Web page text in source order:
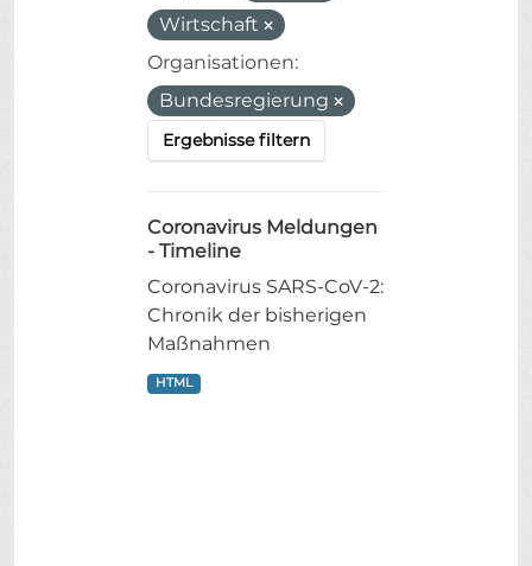
Wirtschaft
Organisationen:
Bundesregierung
Ergebnisse filtern
Coronavirus Meldungen
- Timeline
Coronavirus SARS-CoV-2:
Chronik der bisherigen
Maßnahmen
HTML